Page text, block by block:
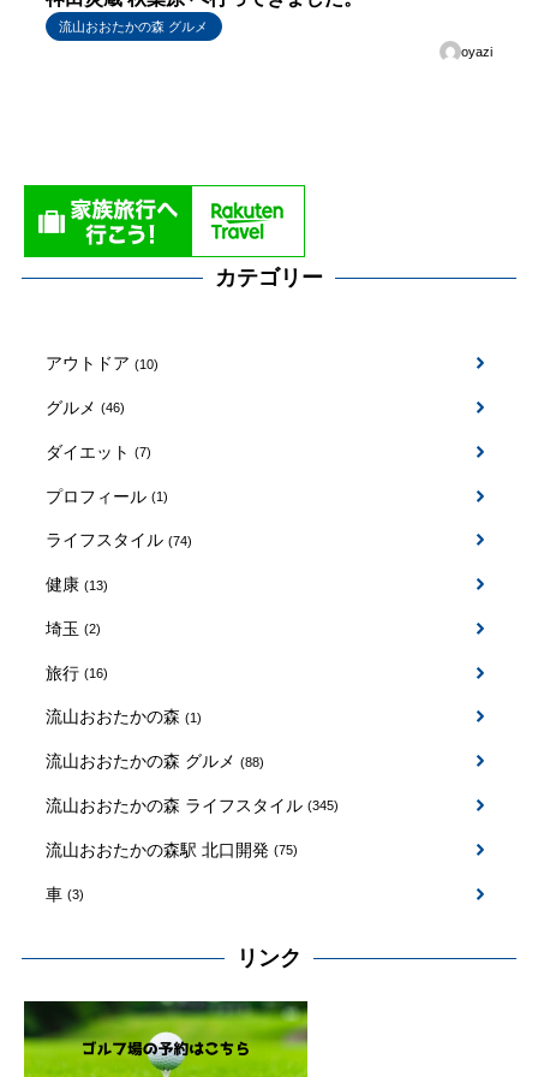
流山おおたかの森 グルメ
oyazi
カテゴリー
アウトドア (10)
グルメ (46)
ダイエット (7)
プロフィール (1)
ライフスタイル (74)
健康 (13)
埼玉 (2)
旅行 (16)
流山おおたかの森 (1)
流山おおたかの森 グルメ (88)
流山おおたかの森 ライフスタイル (345)
流山おおたかの森駅 北口開発 (75)
車 (3)
リンク